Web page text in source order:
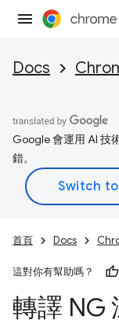
Docs
Google 會運用 AI 技
錯。
首頁 Docs
這對你有幫助嗎？
轉譯 NG